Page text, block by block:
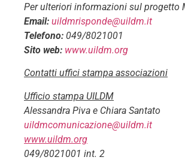
Per ulteriori informazioni sul progetto
Email: uildmrisponde@uildm.it
Telefono: 049/8021001
Sito web: www.uildm.org
Contatti uffici stampa associazioni
Ufficio stampa UILDM
Alessandra Piva e Chiara Santato
uildmcomunicazione@uildm.it
www.uildm.org
049/8021001 int. 2